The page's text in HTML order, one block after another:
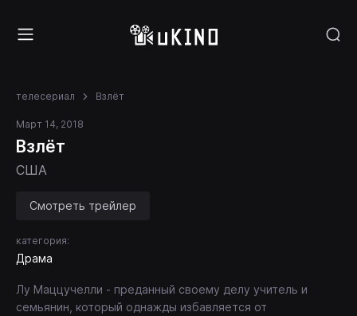
телесериал Взлёт
Март 14, 2018
Взлёт
США
Смотреть трейлер
категория:
Драма
Лу Маццучелли - преданный своему делу учитель и
семьянин, который однажды избавляется от